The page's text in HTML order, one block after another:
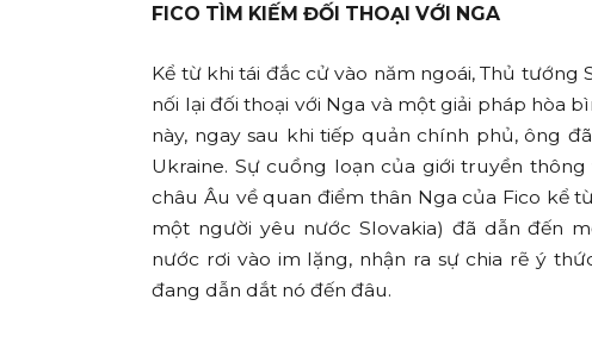
FICO TÌM KIẾM ĐỐI THOẠI VỚI NGA
Kể từ khi tái đắc cử vào năm ngoái, Thủ
nối lại đối thoại với Nga và một giải pháp hòa
này, ngay sau khi tiếp quản chính phủ, ông
Ukraine. Sự cuồng loạn của giới truyền
châu Âu về quan điểm thân Nga của Fico kể
một người yêu nước Slovakia) đã dẫn đến
nước rơi vào im lặng, nhận ra sự chia rẽ ý
đang dẫn dắt nó đến đâu.